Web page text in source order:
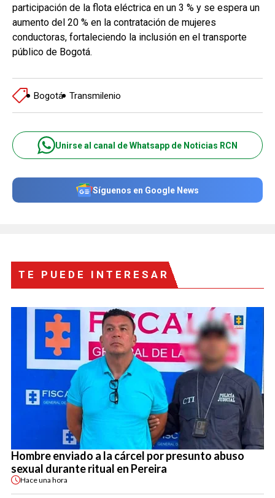
participación de la flota eléctrica en un 3 % y se espera un
aumento del 20 % en la contratación de mujeres
conductoras, fortaleciendo la inclusión en el transporte
público de Bogotá.
Bogotá Transmilenio
Unirse al canal de Whatsapp de Noticias RCN
Síguenos en Google News
TE PUEDE INTERESAR
Hombre enviado a la cárcel por presunto abuso
sexual durante ritual en Pereira
Haceuna hora